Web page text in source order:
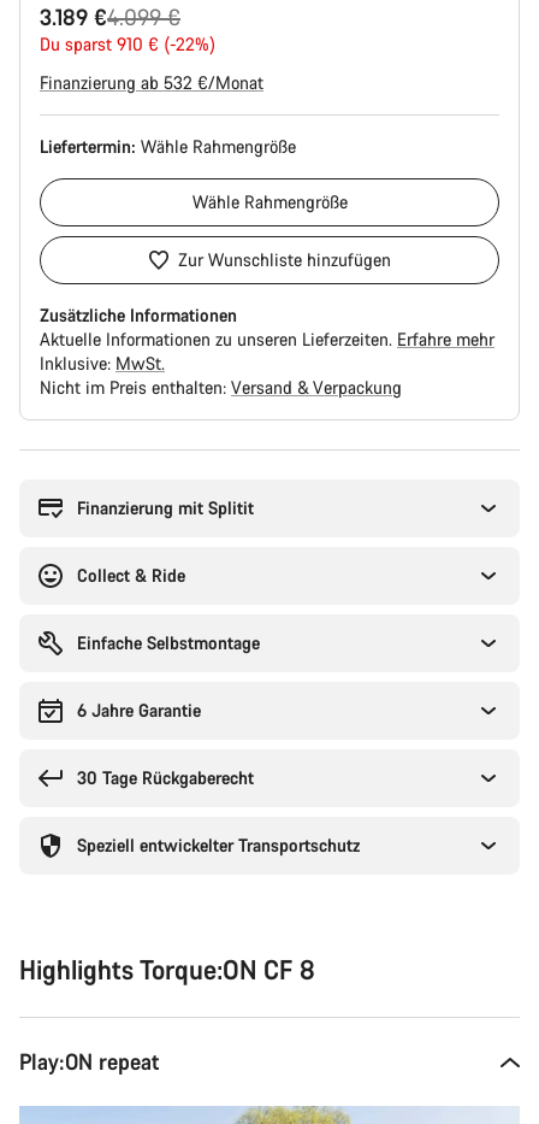
3.189 €
Ursprungspreis
4.099 €
Du sparst 910 € (-22%)
Finanzierung ab 532 €/Monat
Liefertermin: Wähle Rahmengröße
Wähle Rahmengröße
Zur Wunschliste hinzufügen
Zusätzliche Informationen
Aktuelle Informationen zu unseren Lieferzeiten. Erfahre mehr
Inklusive: MwSt.
Nicht im Preis enthalten: Versand & Verpackung
Finanzierung mit Splitit
Collect & Ride
Einfache Selbstmontage
6 Jahre Garantie
30 Tage Rückgaberecht
Speziell entwickelter Transportschutz
Highlights Torque:ON CF 8
Play:ON repeat